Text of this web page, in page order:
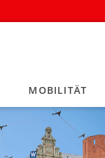
MOBILITÄT